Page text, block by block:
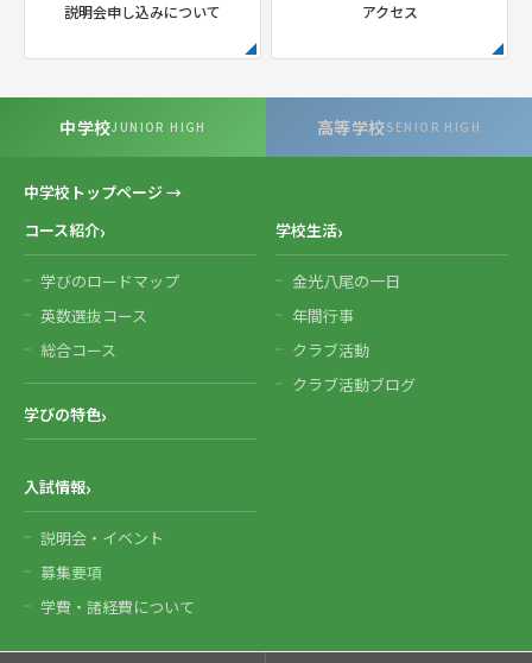
説明会申し込みについて アクセス
中学校JUNIOR HIGH 高等学校SENIOR HIGH
中学校トップページ →
コース紹介
学びのロードマップ
英数選抜コース
総合コース
学びの特色
学校生活
金光八尾の一日
年間行事
クラブ活動
クラブ活動ブログ
入試情報
説明会・イベント
募集要項
学費・諸経費について